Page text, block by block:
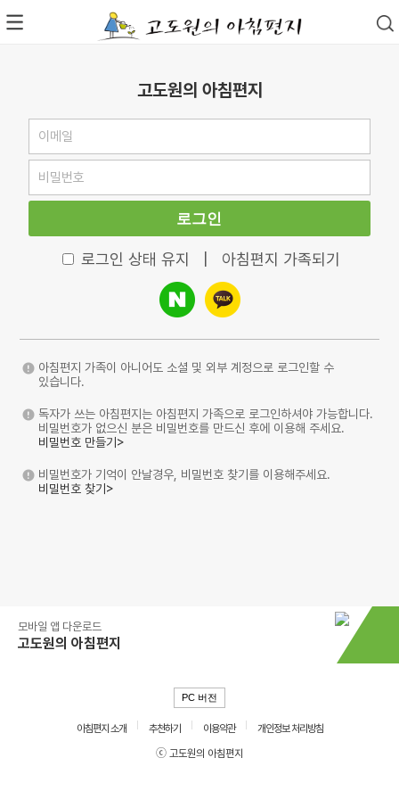
고도원의 아침편지
로그인
로그인 상태 유지 아침편지 가족되기
아침편지 가족이 아니어도 소셜 및 외부 계정으로 로그인할 수
있습니다.
독자가 쓰는 아침편지는 아침편지 가족으로 로그인하셔야 가능합니다.
비밀번호가 없으신 분은 비밀번호를 만드신 후에 이용해 주세요.
비밀번호 만들기>
비밀번호가 기억이 안날경우, 비밀번호 찾기를 이용해주세요.
비밀번호 찾기>
모바일 앱 다운로드
고도원의 아침편지
PC 버전
아침편지 소개 추천하기 이용약관
개인정보 처리방침
ⓒ 고도원의 아침편지